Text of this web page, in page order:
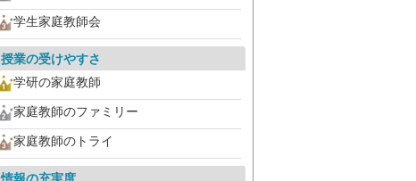
学生家庭教師会
授業の受けやすさ
学研の家庭教師
家庭教師のファミリー
家庭教師のトライ